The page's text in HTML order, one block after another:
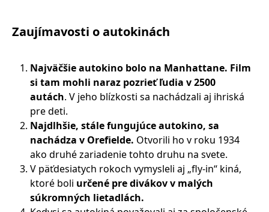
Zaujímavosti o autokinách
Najväčšie autokino bolo na Manhattane. Film
si tam mohli naraz pozrieť ľudia v 2500
autách. V jeho blízkosti sa nachádzali aj ihriská
pre deti.
Najdlhšie, stále fungujúce autokino, sa
nachádza v Orefielde. Otvorili ho v roku 1934
ako druhé zariadenie tohto druhu na svete.
V päťdesiatych rokoch vymysleli aj „fly-in“ kiná,
ktoré boli určené pre divákov v malých
súkromných lietadlách.